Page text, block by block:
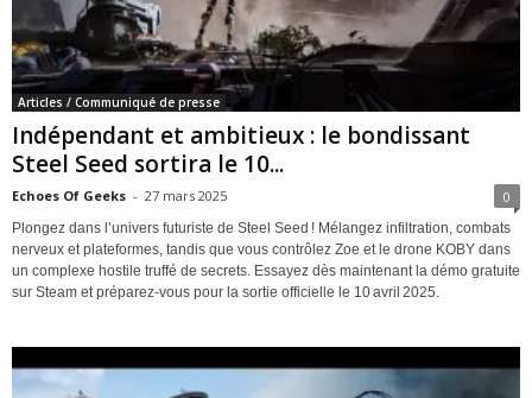
Articles / Communiqué de presse
Indépendant et ambitieux : le bondissant
Steel Seed sortira le 10...
Echoes Of Geeks - 27 mars 2025 0
Plongez dans l’univers futuriste de Steel Seed ! Mélangez infiltration, combats
nerveux et plateformes, tandis que vous contrôlez Zoe et le drone KOBY dans
un complexe hostile truffé de secrets. Essayez dès maintenant la démo gratuite
sur Steam et préparez-vous pour la sortie officielle le 10 avril 2025.